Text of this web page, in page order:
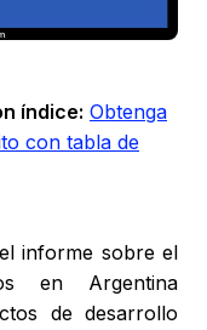
índice: Obtenga
con tabla de
informe sobre el
en Argentina
de desarrollo